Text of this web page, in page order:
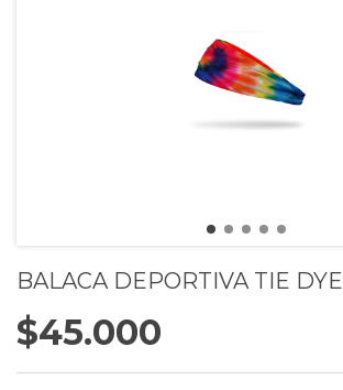
BALACA DEPORTIVA TIE DYE
$45.000